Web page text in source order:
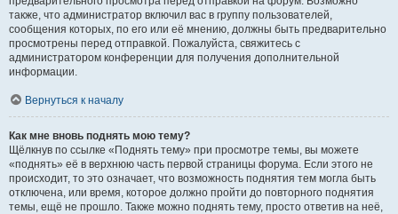
также, что администратор включил вас в группу пользователей,
сообщения которых, по его или её мнению, должны быть предварительно
просмотрены перед отправкой. Пожалуйста, свяжитесь с
администратором конференции для получения дополнительной
информации.
Вернуться к началу
Как мне вновь поднять мою тему?
Щёлкнув по ссылке «Поднять тему» при просмотре темы, вы можете
«поднять» её в верхнюю часть первой страницы форума. Если этого не
происходит, то это означает, что возможность поднятия тем могла быть
отключена, или время, которое должно пройти до повторного поднятия
темы, ещё не прошло. Также можно поднять тему, просто ответив на неё,